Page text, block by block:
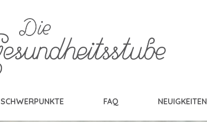
SCHWERPUNKTE FAQ NEUIGKEITEN